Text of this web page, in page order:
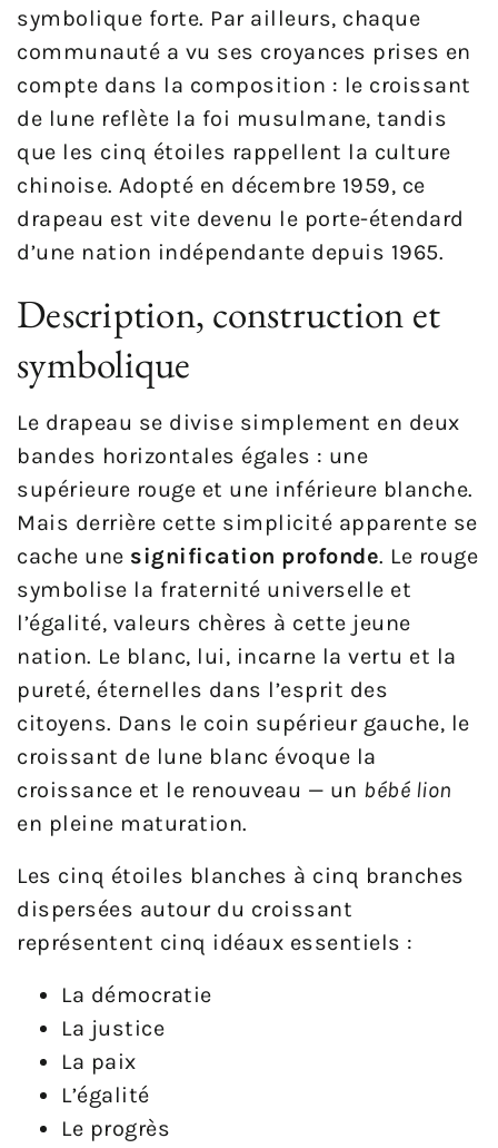
symbolique forte. Par ailleurs, chaque
communauté a vu ses croyances prises en
compte dans la composition : le croissant
de lune reflète la foi musulmane, tandis
que les cinq étoiles rappellent la culture
chinoise. Adopté en décembre 1959, ce
drapeau est vite devenu le porte-étendard
d’une nation indépendante depuis 1965.
Description, construction et
symbolique
Le drapeau se divise simplement en deux
bandes horizontales égales : une
supérieure rouge et une inférieure blanche.
Mais derrière cette simplicité apparente se
cache une signification profonde. Le rouge
symbolise la fraternité universelle et
l’égalité, valeurs chères à cette jeune
nation. Le blanc, lui, incarne la vertu et la
pureté, éternelles dans l’esprit des
citoyens. Dans le coin supérieur gauche, le
croissant de lune blanc évoque la
croissance et le renouveau — un bébé lion
en pleine maturation.
Les cinq étoiles blanches à cinq branches
dispersées autour du croissant
représentent cinq idéaux essentiels :
La démocratie
La justice
La paix
L’égalité
Le progrès